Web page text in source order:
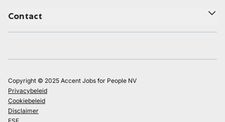
Contact
Copyright © 2025 Accent Jobs for People NV
Privacybeleid
Cookiebeleid
Disclaimer